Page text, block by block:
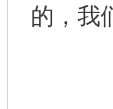
的，我